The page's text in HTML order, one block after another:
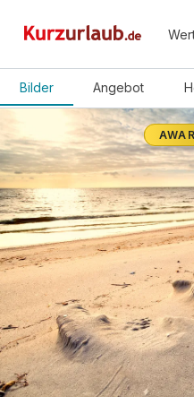
Bilder Angebot